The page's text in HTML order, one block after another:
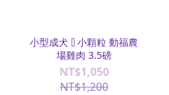
小型成犬 ⫿ 小顆粒 動福農
場雞肉 3.5磅
NT$1,050
NT$1,200